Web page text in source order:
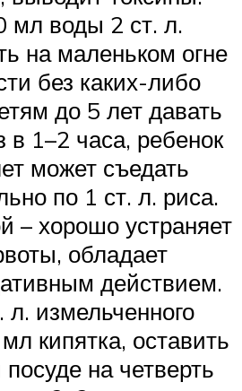
мл воды 2 ст. л.
на маленьком огне
без каких-либо
до 5 лет давать
в 1–2 часа, ребенок
может съедать
по 1 ст. л. риса.
– хорошо устраняет
обладает
действием.
л. измельченного
кипятка, оставить
на четверть